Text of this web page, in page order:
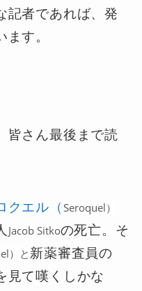
記者であれば、発
す。
皆さん最後まで読
クエル（ Seroquel）
Jacob Sitkoの死亡。そ
） と 新薬審査員の
見て嘆くしかな